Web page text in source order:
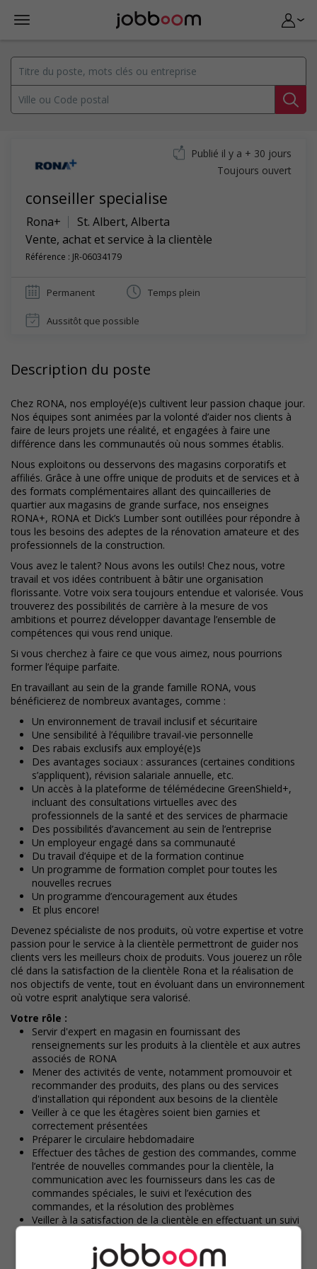
conseiller specialise
Rona+ St. Albert, Alberta
Vente, achat et service à la clientèle
Référence : JR-06034179
Publié il y a + 30 jours
Toujours ouvert
Permanent Temps plein
Aussitôt que possible
Description du poste
Chez RONA, nos employé(e)s cultivent leur passion chaque jour.
Nos équipes sont animées par la volonté d’aider nos clients à
faire de leurs projets une réalité, et engagées à faire une
différence dans les communautés où nous sommes établis.
Nous exploitons ou desservons des magasins corporatifs et
affiliés. Grâce à une offre unique de produits et de services et à
des formats complémentaires allant des quincailleries de
quartier aux magasins de grande surface, nos enseignes
RONA+, RONA et Dick’s Lumber sont outillées pour répondre à
tous les besoins des adeptes de la rénovation amateure et des
professionnels de la construction.
Vous avez le talent? Nous avons les outils! Chez nous, votre
travail et vos idées contribuent à bâtir une organisation
florissante. Votre voix sera toujours entendue et valorisée. Vous
trouverez des possibilités de carrière à la mesure de vos
ambitions et pourrez développer davantage l’ensemble de
compétences qui vous rend unique.
Si vous cherchez à faire ce que vous aimez, nous pourrions
former l’équipe parfaite.
En travaillant au sein de la grande famille RONA, vous
bénéficierez de nombreux avantages, comme :
Un environnement de travail inclusif et sécuritaire
Une sensibilité à l’équilibre travail-vie personnelle
Des rabais exclusifs aux employé(e)s
Des avantages sociaux : assurances (certaines conditions
s’appliquent), révision salariale annuelle, etc.
Un accès à la plateforme de télémédecine GreenShield+,
incluant des consultations virtuelles avec des
professionnels de la santé et des services de pharmacie
Des possibilités d’avancement au sein de l’entreprise
Un employeur engagé dans sa communauté
Du travail d’équipe et de la formation continue
Un programme de formation complet pour toutes les
nouvelles recrues
Un programme d’encouragement aux études
Et plus encore!
Devenez spécialiste de nos produits, où votre expertise et votre
passion pour le service à la clientèle permettront de guider nos
clients vers les meilleurs choix de produits. Vous jouerez un rôle
clé dans la satisfaction de la clientèle Rona et la réalisation de
nos objectifs de vente, tout en évoluant dans un environnement
où votre esprit analytique sera valorisé.
Votre rôle :
Servir d'expert en magasin en fournissant des
renseignements sur les produits à la clientèle et aux autres
associés de RONA
Mener des activités de vente, notamment promouvoir et
recommander des produits, des plans ou des services
d'installation qui répondent aux besoins de la clientèle
Veiller à ce que les étagères soient bien garnies et
correctement présentées
Préparer le circulaire hebdomadaire
Effectuer des tâches de gestion des commandes, comme
l’entrée de nouvelles commandes pour la clientèle, la
communication avec les fournisseurs dans les cas de
commandes spéciales, le suivi et l’exécution des
commandes, et la résolution des problèmes
Veiller à la satisfaction de la clientèle en effectuant un suivi
trouver, à choisir, à transporter et à charger de la